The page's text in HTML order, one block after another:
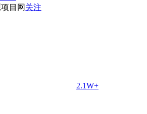
关注
2.1W+